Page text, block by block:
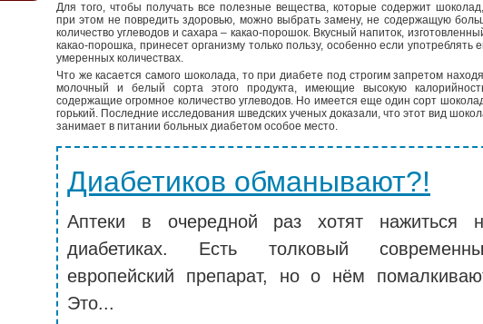
Для того, чтобы получать все полезные вещества, которые содержит
при этом не повредить здоровью, можно выбрать замену, не содержащую
количество углеводов и сахара – какао-порошок. Вкусный напиток,
какао-порошка, принесет организму только пользу, особенно если употреблять
умеренных количествах.
Что же касается самого шоколада, то при диабете под строгим запретом
молочный и белый сорта этого продукта, имеющие высокую
содержащие огромное количество углеводов. Но имеется еще один сорт
горький. Последние исследования шведских ученых доказали, что этот вид
занимает в питании больных диабетом особое место.
Диабетиков обманывают?!
Аптеки в очередной раз хотят нажиться
диабетиках. Есть толковый
европейский препарат, но о нём
Это...